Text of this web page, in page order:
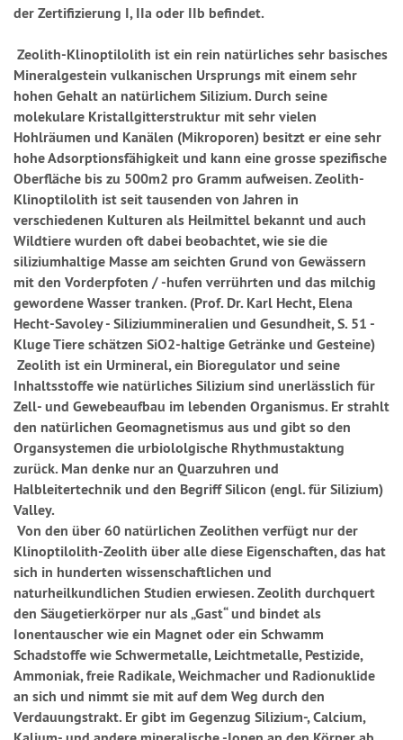
der Zertifizierung I, IIa oder IIb befindet.
Zeolith-Klinoptilolith ist ein rein natürliches sehr basisches
Mineralgestein vulkanischen Ursprungs mit einem sehr
hohen Gehalt an natürlichem Silizium. Durch seine
molekulare Kristallgitterstruktur mit sehr vielen
Hohlräumen und Kanälen (Mikroporen) besitzt er eine sehr
hohe Adsorptionsfähigkeit und kann eine grosse spezifische
Oberfläche bis zu 500m2 pro Gramm aufweisen. Zeolith-
Klinoptilolith ist seit tausenden von Jahren in
verschiedenen Kulturen als Heilmittel bekannt und auch
Wildtiere wurden oft dabei beobachtet, wie sie die
siliziumhaltige Masse am seichten Grund von Gewässern
mit den Vorderpfoten / -hufen verrührten und das milchig
gewordene Wasser tranken. (Prof. Dr. Karl Hecht, Elena
Hecht-Savoley - Siliziummineralien und Gesundheit, S. 51 -
Kluge Tiere schätzen SiO2-haltige Getränke und Gesteine)
Zeolith ist ein Urmineral, ein Bioregulator und seine
Inhaltsstoffe wie natürliches Silizium sind unerlässlich für
Zell- und Gewebeaufbau im lebenden Organismus. Er strahlt
den natürlichen Geomagnetismus aus und gibt so den
Organsystemen die urbiololgische Rhythmustaktung
zurück. Man denke nur an Quarzuhren und
Halbleitertechnik und den Begriff Silicon (engl. für Silizium)
Valley.
Von den über 60 natürlichen Zeolithen verfügt nur der
Klinoptilolith-Zeolith über alle diese Eigenschaften, das hat
sich in hunderten wissenschaftlichen und
naturheilkundlichen Studien erwiesen. Zeolith durchquert
den Säugetierkörper nur als „Gast“ und bindet als
Ionentauscher wie ein Magnet oder ein Schwamm
Schadstoffe wie Schwermetalle, Leichtmetalle, Pestizide,
Ammoniak, freie Radikale, Weichmacher und Radionuklide
an sich und nimmt sie mit auf dem Weg durch den
Verdauungstrakt. Er gibt im Gegenzug Silizium-, Calcium,